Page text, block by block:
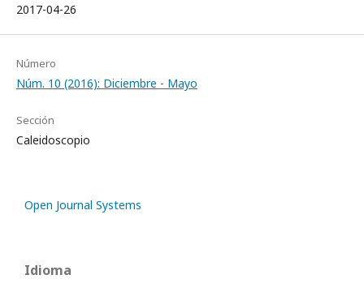
2017-04-26
Número
Núm. 10 (2016): Diciembre - Mayo
Sección
Caleidoscopio
Open Journal Systems
Idioma